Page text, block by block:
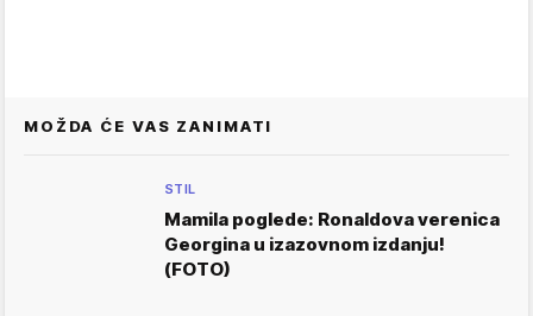
MOŽDA ĆE VAS ZANIMATI
STIL
Mamila poglede: Ronaldova verenica
Georgina u izazovnom izdanju!
(FOTO)